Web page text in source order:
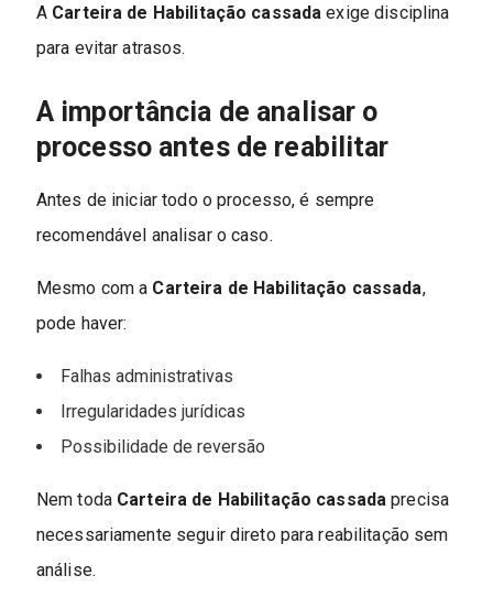
A Carteira de Habilitação cassada exige disciplina
para evitar atrasos.
A importância de analisar o
processo antes de reabilitar
Antes de iniciar todo o processo, é sempre
recomendável analisar o caso.
Mesmo com a Carteira de Habilitação cassada,
pode haver:
Falhas administrativas
Irregularidades jurídicas
Possibilidade de reversão
Nem toda Carteira de Habilitação cassada precisa
necessariamente seguir direto para reabilitação sem
análise.